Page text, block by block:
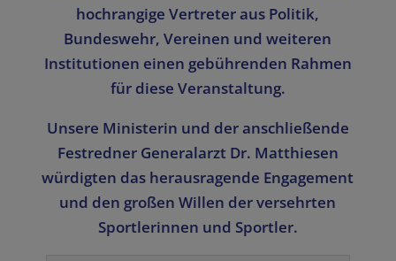
hochrangige Vertreter aus Politik,
Bundeswehr, Vereinen und weiteren
Institutionen einen gebührenden Rahmen
für diese Veranstaltung.
Unsere Ministerin und der anschließende
Festredner Generalarzt Dr. Matthiesen
würdigten das herausragende Engagement
und den großen Willen der versehrten
Sportlerinnen und Sportler.